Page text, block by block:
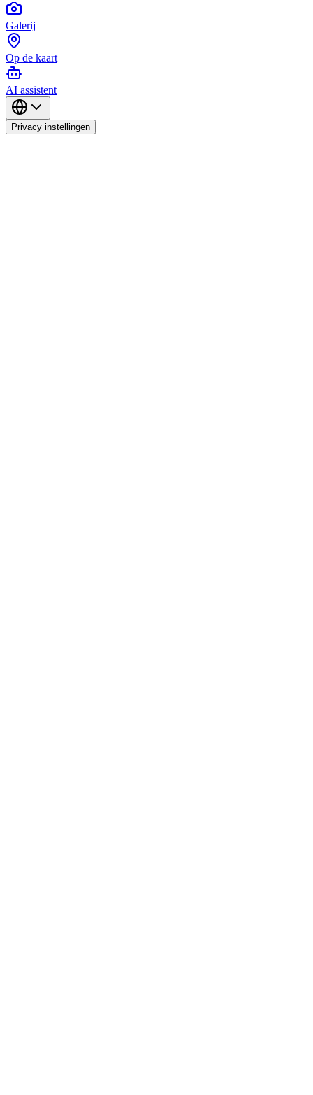
Galerij
Op de kaart
AI assistent
Privacy instellingen